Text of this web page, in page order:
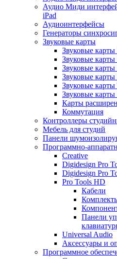
Аудио Миди
iPad
Аудиоинтерфейсы
Генераторы
Звуковые карты
Звуковые
Звуковые карты
Звуковые карты
Звуковые
Звуковые
Звуковые
Карты
Коммутация
Контроллеры
Мебель для студий
Панели
Программно-
Creative
Digidesign Pro
Digidesign Pro
Pro Tools HD
Кабели
Панели
Universal Audio
Аксессуары и
Программное